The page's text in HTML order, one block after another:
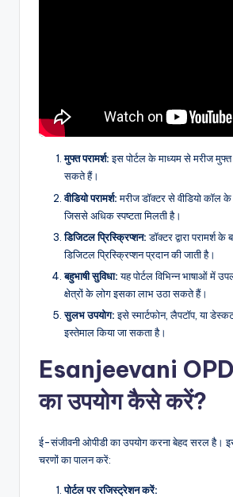
मुफ्त परामर्श:इस पोर्टल के माध्यम से मरीज
सकते हैं।
वीडियो परामर्श:मरीज डॉक्टर से वीडियो कॉल
जिससे अधिक स्पष्टता मिलती है।
डिजिटल प्रिस्क्रिप्शन:डॉक्टर द्वारा परामर्श
डिजिटल प्रिस्क्रिप्शन प्रदान की जाती है।
बहुभाषी सुविधा:यह पोर्टल विभिन्न भाषाओं में
क्षेत्रों के लोग इसका लाभ उठा सकते हैं।
सुलभ उपयोग:इसे स्मार्टफोन, लैपटॉप, या
इस्तेमाल किया जा सकता है।
Esanjeevani
का उपयोग कैसे करें?
ई-संजीवनी ओपीडी का उपयोग करना बेहद सरल है।
चरणों का पालन करें:
पोर्टल पर रजिस्ट्रेशन करें: